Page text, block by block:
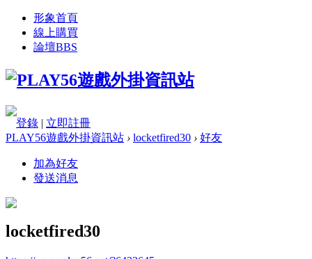
形象首頁
線上購買
論壇BBS
登錄 | 立即註冊
PLAY56遊戲外掛資訊站 › locketfired30 › 好友
加為好友
發送消息
locketfired30